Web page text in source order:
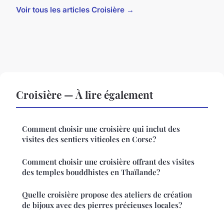
Voir tous les articles Croisière →
Croisière — À lire également
Comment choisir une croisière qui inclut des
visites des sentiers viticoles en Corse?
Comment choisir une croisière offrant des visites
des temples bouddhistes en Thaïlande?
Quelle croisière propose des ateliers de création
de bijoux avec des pierres précieuses locales?